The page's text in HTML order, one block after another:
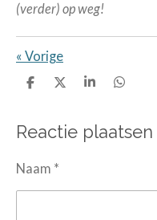
(verder) op weg!
« Vorige
D
e
n
D
l
S
r
e
D
e
n
Reactie plaatsen
Naam *